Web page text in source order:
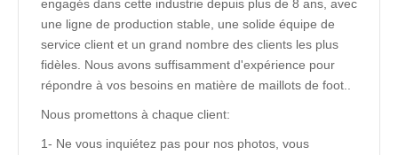
engagés dans cette industrie depuis plus de 8 ans, avec
une ligne de production stable, une solide équipe de
service client et un grand nombre des clients les plus
fidèles. Nous avons suffisamment d'expérience pour
répondre à vos besoins en matière de maillots de foot..
Nous promettons à chaque client:
1- Ne vous inquiétez pas pour nos photos, vous